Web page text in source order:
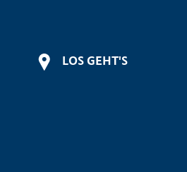
LOS GEHT'S